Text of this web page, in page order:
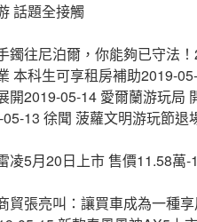
話題全接觸
鐲往尼泊爾，你能夠已守法
本科生可享租房補助2019-
開2019-05-14 愛爾蘭游玩局
13 徐聞 菠蘿文明游玩節退
凌5月20日上市 售價11.58萬-
貿張亮叫：讓買車成為一種